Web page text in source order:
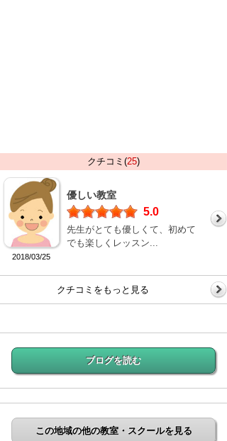
クチコミ(25)
2018/03/25
優しい教室
5.0
先生がとても優しくて、初めて
でも楽しくレッスン...
クチコミをもっと見る
ブログを読む
この地域の他の教室・スクールを見る